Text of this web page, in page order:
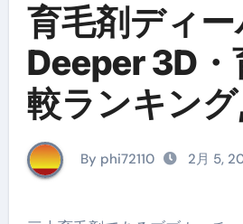
育毛剤ディ
Deeper 3D・
較ランキン
カ、チャップ
ポリピュア
By phi72110 2月 5,